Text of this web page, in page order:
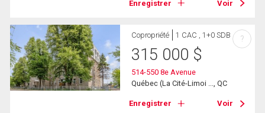
Enregistrer Voir
Copropriété 1 CAC , 1+0 SDB
315 000 $
514-550 8e Avenue
Québec (La Cité-Limoi ..., QC
Enregistrer Voir
?